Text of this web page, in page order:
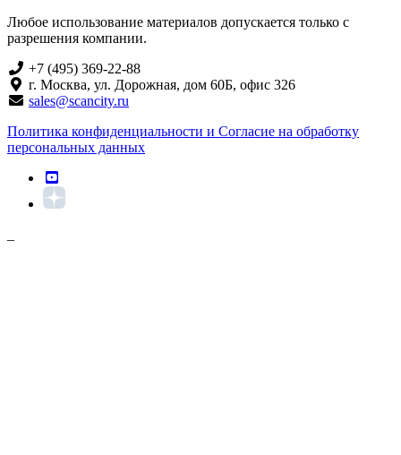
Любое использование материалов допускается только с
разрешения компании.
+7 (495) 369-22-88
г. Москва, ул. Дорожная, дом 60Б, офис 326
sales@scancity.ru
Политика конфиденциальности и Согласие на обработку
персональных данных